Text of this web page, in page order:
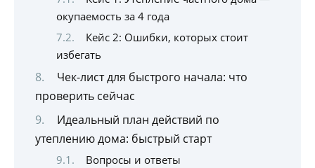
окупаемость за 4 года
Кейс 2: Ошибки, которых стоит
избегать
Чек-лист для быстрого начала: что
проверить сейчас
Идеальный план действий по
утеплению дома: быстрый старт
Вопросы и ответы